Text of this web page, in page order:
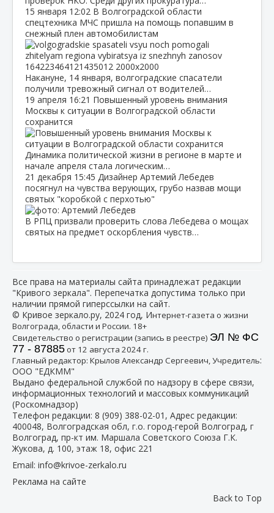
15 января 12:02 В Волгоградской области
спецтехника МЧС пришла на помощь попавшим в
снежный плен автомобилистам
Накануне, 14 января, волгоградские спасатели
получили тревожный сигнал от водителей…
19 апреля 16:21 Повышенный уровень внимания
Москвы к ситуации в Волгоградской области
сохранится
Динамика политической жизни в регионе в марте и
начале апреля стала логическим…
21 декабря 15:45 Дизайнер Артемий Лебедев
посягнул на чувства верующих, грубо назвав мощи
святых "коробкой с перхотью"
В РПЦ призвали проверить слова Лебедева о мощах
святых на предмет оскорбления чувств…
Все права на материалы сайта принадлежат редакции
"Кривого зеркала". Перепечатка допустима только при
наличии прямой гиперссылки на сайт.
© Кривое зеркало.ру, 2024 год, Интернет-газета о жизни
Волгограда, области и России. 18+
Свидетельство о регистрации (запись в реестре) ЭЛ № ФС
77 - 87885от 12 августа 2024 г.
Главный редактор: Крылов Александр Сергеевич, Учредитель:
ООО "ЕДКММ"
Выдано федеральной службой по надзору в сфере связи,
информационных технологий и массовых коммуникаций
(Роскомнадзор)
Телефон редакции: 8 (909) 388-02-01 , Адрес редакции:
400048, Волгоградская обл, г.о. город-герой Волгоград, г
Волгоград, пр-кт им. Маршала Советского Союза Г.К.
Жукова, д. 100, этаж 18, офис 221
Email: info@krivoe-zerkalo.ru
Реклама на сайте
Back to Top